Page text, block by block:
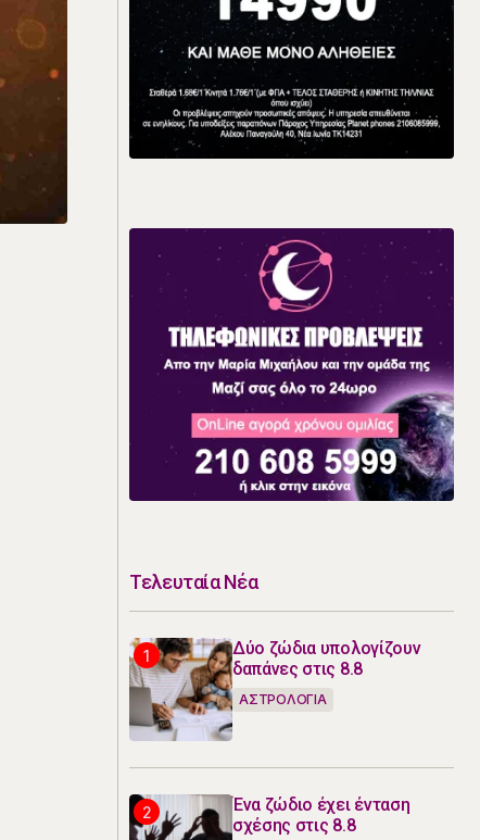
Τελευταία Νέα
Δύο ζώδια υπολογίζουν
δαπάνες στις 8.8
ΑΣΤΡΟΛΟΓΙΑ
Ένα ζώδιο έχει ένταση
σχέσης στις 8.8